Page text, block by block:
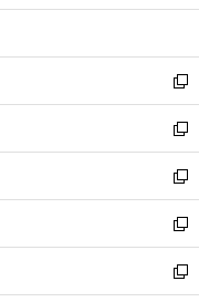
ウ
開
く
新
し
い
ウ
ィ
ン
ド
ウ
で
開
新
し
い
ウ
ィ
ン
ド
ウ
新
し
い
ウ
ィ
ン
新
し
い
ウ
新